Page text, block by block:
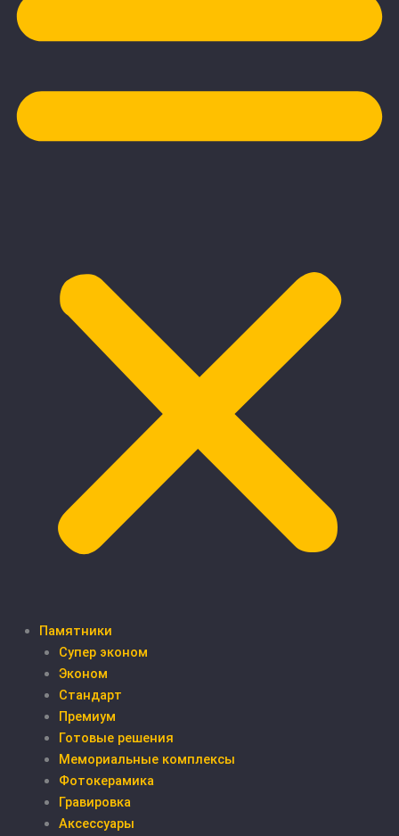
Памятники
Супер эконом
Эконом
Стандарт
Премиум
Готовые решения
Мемориальные комплексы
Фотокерамика
Гравировка
Аксессуары